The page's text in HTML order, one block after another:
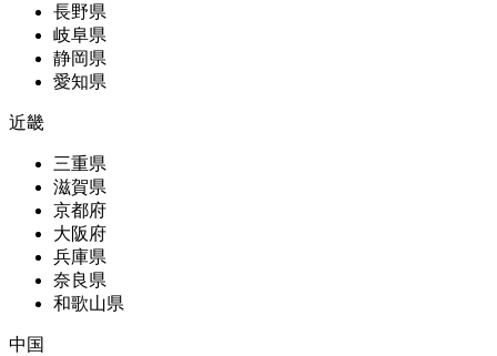
長野県
岐阜県
静岡県
愛知県
近畿
三重県
滋賀県
京都府
大阪府
兵庫県
奈良県
和歌山県
中国